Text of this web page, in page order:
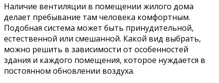
Наличие вентиляции в помещении жилого дома
делает пребывание там человека комфортным.
Подобная система может быть принудительной,
естественной или смешанной. Какой вид выбрать,
можно решить в зависимости от особенностей
здания и каждого помещения, которое нуждается в
постоянном обновлении воздуха.